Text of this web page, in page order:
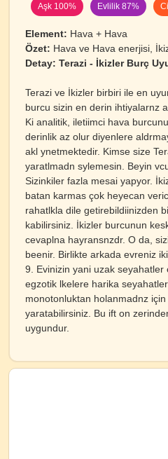
Aşk 100% Evlilik 87%
Element: Hava + Hava
Özet: Hava ve Hava enerjisi,
Detay: Terazi - İkizler Burç
Terazi ve İkizler birbiri ile en
burcu sizin en derin ihtiyalarnz
Ki analitik, iletiimci hava
derinlik az olur diyenlere
akl ynetmektedir. Kimse size
yaratlmadn sylemesin. Beyin
Sizinkiler fazla mesai yapyor.
batan karmas çok heyecan
rahatlkla dile getirebildiinizden
kabilirsiniz. İkizler burcunun
cevaplna hayransnzdr. O da,
beenir. Birlikte arkada evreniz
9. Evinizin yani uzak seyahatler
egzotik lkelere harika
monotonluktan holanmadnz
yaratabilirsiniz. Bu ift on
uygundur.